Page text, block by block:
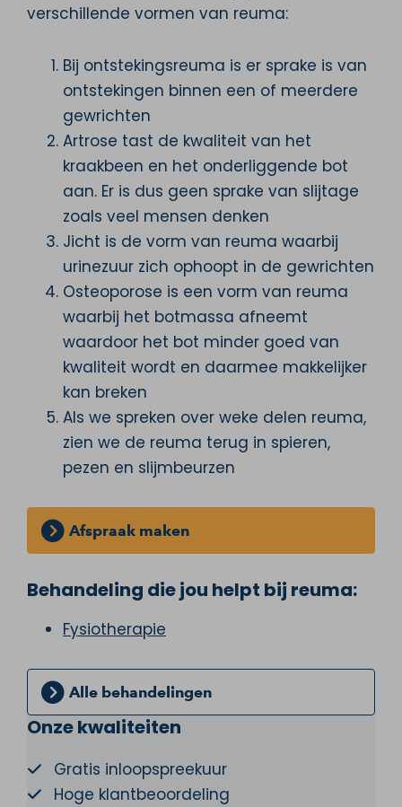
verschillende vormen van reuma:
Bij ontstekingsreuma is er sprake is van
ontstekingen binnen een of meerdere
gewrichten
Artrose tast de kwaliteit van het
kraakbeen en het onderliggende bot
aan. Er is dus geen sprake van slijtage
zoals veel mensen denken
Jicht is de vorm van reuma waarbij
urinezuur zich ophoopt in de gewrichten
Osteoporose is een vorm van reuma
waarbij het botmassa afneemt
waardoor het bot minder goed van
kwaliteit wordt en daarmee makkelijker
kan breken
Als we spreken over weke delen reuma,
zien we de reuma terug in spieren,
pezen en slijmbeurzen
Afspraak maken
Behandeling die jou helpt bij reuma:
Fysiotherapie
Alle behandelingen
Onze kwaliteiten
Gratis inloopspreekuur
Hoge klantbeoordeling